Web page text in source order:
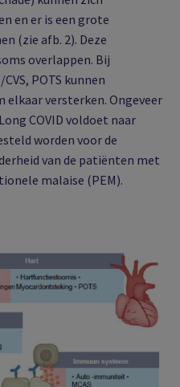
en er is een grote
(zie afb. 2). Deze
overlappen. Bij
POTS kunnen
versterken. Ongeveer
COVID voldoet naar
worden voor de
van de patiënten met
malaise (PEM).